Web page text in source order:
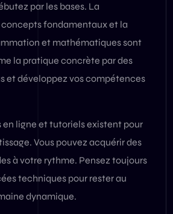
par les bases. La
fondamentaux et la
et mathématiques sont
la pratique concrète par des
et développez vos compétences
en ligne et tutoriels existent pour
Vous pouvez acquérir des
à votre rythme. Pensez toujours
techniques pour rester au
dynamique.